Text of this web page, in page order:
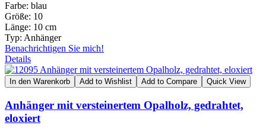
Farbe: blau
Größe: 10
Länge: 10 cm
Typ: Anhänger
Benachrichtigen Sie mich!
Details
In den Warenkorb Add to Wishlist Add to Compare Quick View
Anhänger mit versteinertem Opalholz, gedrahtet,
eloxiert